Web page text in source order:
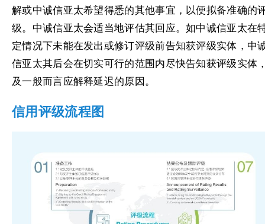
解或中诚信亚太希望得悉的其他事宜，以便拟备准确的
级。中诚信亚太会适当地评估其回应。如中诚信亚太在
定情况下未能在发出或修订评级前告知获评级实体，中
信亚太其后会在切实可行的范围内尽快告知获评级实体
及一般而言应解释延迟的原因。
信用评级流程图